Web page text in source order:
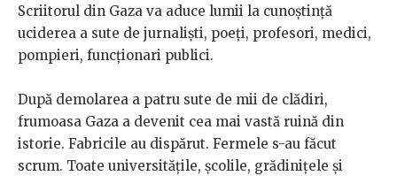
Scriitorul din Gaza va aduce lumii la cunoștință
uciderea a sute de jurnaliști, poeți, profesori, medici,
pompieri, funcționari publici.
După demolarea a patru sute de mii de clădiri,
frumoasa Gaza a devenit cea mai vastă ruină din
istorie. Fabricile au dispărut. Fermele s-au făcut
scrum. Toate universitățile, școlile, grădinițele și